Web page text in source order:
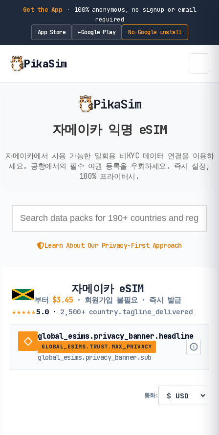
Get the App ·
100% anonymous, no signup or email
required
App Store ►Google Play No-Google install
PikaSim
PikaSim
자메이카 익명 eSIM
자메이카에서 사용 가능한 일회용 비KYC 데이터 연결을 이용하
세요. 공항에서의 필수 여권 등록을 우회하세요. 즉시 설정,
100% 프라이버시.
Learn About Our Privacy-First Approach
자메이카 eSIM
부터 $3.45 · 회원가입 불필요 · 즉시 발급
★★★★★5.0· 2,500+ country.tagline_delivered
global_esims.privacy_banner.headline
GLOBAL_ESIMS.TRUST.MAX_PRIVACY
global_esims.privacy_banner.sub
통화: